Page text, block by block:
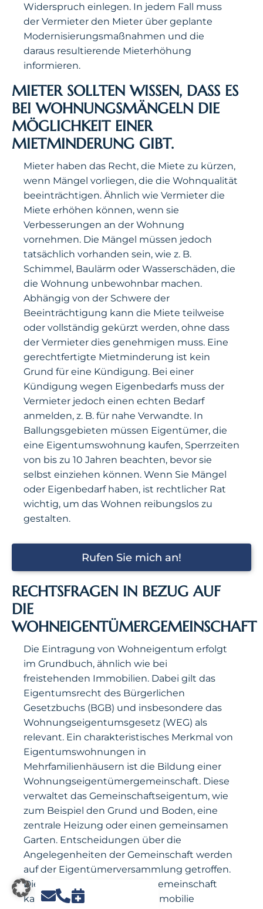
Widerspruch einlegen. In jedem Fall muss
der Vermieter den Mieter über geplante
Modernisierungsmaßnahmen und die
daraus resultierende Mieterhöhung
informieren.
MIETER SOLLTEN WISSEN, DASS ES
BEI WOHNUNGSMÄNGELN DIE
MÖGLICHKEIT EINER
MIETMINDERUNG GIBT.
Mieter haben das Recht, die Miete zu kürzen,
wenn Mängel vorliegen, die die Wohnqualität
beeinträchtigen. Ähnlich wie Vermieter die
Miete erhöhen können, wenn sie
Verbesserungen an der Wohnung
vornehmen. Die Mängel müssen jedoch
tatsächlich vorhanden sein, wie z. B.
Schimmel, Baulärm oder Wasserschäden, die
die Wohnung unbewohnbar machen.
Abhängig von der Schwere der
Beeinträchtigung kann die Miete teilweise
oder vollständig gekürzt werden, ohne dass
der Vermieter dies genehmigen muss. Eine
gerechtfertigte Mietminderung ist kein
Grund für eine Kündigung. Bei einer
Kündigung wegen Eigenbedarfs muss der
Vermieter jedoch einen echten Bedarf
anmelden, z. B. für nahe Verwandte. In
Ballungsgebieten müssen Eigentümer, die
eine Eigentumswohnung kaufen, Sperrzeiten
von bis zu 10 Jahren beachten, bevor sie
selbst einziehen können. Wenn Sie Mängel
oder Eigenbedarf haben, ist rechtlicher Rat
wichtig, um das Wohnen reibungslos zu
gestalten.
Rufen Sie mich an!
RECHTSFRAGEN IN BEZUG AUF
DIE
WOHNEIGENTÜMERGEMEINSCHAFT
Die Eintragung von Wohneigentum erfolgt
im Grundbuch, ähnlich wie bei
freistehenden Immobilien. Dabei gilt das
Eigentumsrecht des Bürgerlichen
Gesetzbuchs (BGB) und insbesondere das
Wohnungseigentumsgesetz (WEG) als
relevant. Ein charakteristisches Merkmal von
Eigentumswohnungen in
Mehrfamilienhäusern ist die Bildung einer
Wohnungseigentümergemeinschaft. Diese
verwaltet das Gemeinschaftseigentum, wie
zum Beispiel den Grund und Boden, eine
zentrale Heizung oder einen gemeinsamen
Garten. Entscheidungen über die
Angelegenheiten der Gemeinschaft werden
auf der Eigentümerversammlung getroffen.
Die Wohnungseigentümergemeinschaft
kann entweder selbst die Immobilie